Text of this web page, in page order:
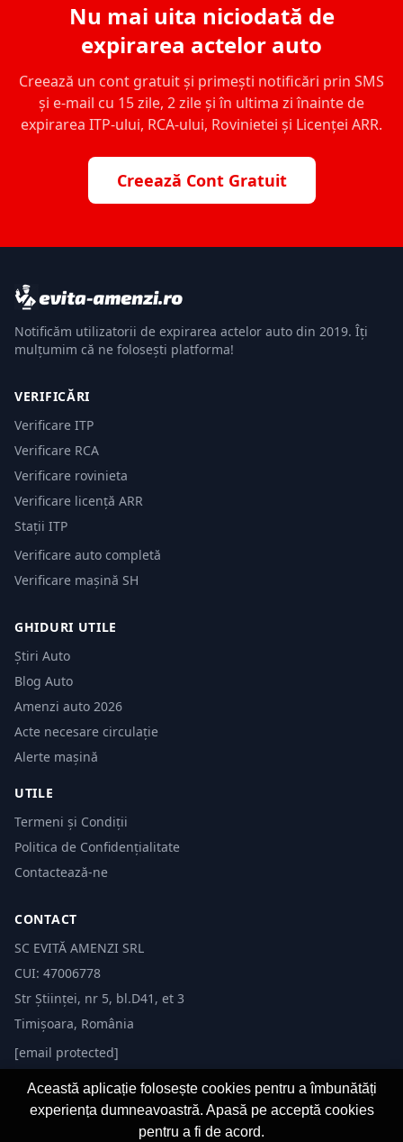
Nu mai uita niciodată de
expirarea actelor auto
Creează un cont gratuit și primești notificări prin SMS
și e-mail cu 15 zile, 2 zile și în ultima zi înainte de
expirarea ITP-ului, RCA-ului, Rovinietei și Licenței ARR.
Creează Cont Gratuit
Notificăm utilizatorii de expirarea actelor auto din 2019. Îți
mulțumim că ne folosești platforma!
VERIFICĂRI
Verificare ITP
Verificare RCA
Verificare rovinieta
Verificare licență ARR
Stații ITP
Verificare auto completă
Verificare mașină SH
GHIDURI UTILE
Știri Auto
Blog Auto
Amenzi auto 2026
Acte necesare circulație
Alerte mașină
UTILE
Termeni și Condiții
Politica de Confidențialitate
Contactează-ne
CONTACT
SC EVITĂ AMENZI SRL
CUI: 47006778
Str Științei, nr 5, bl.D41, et 3
Timișoara, România
[email protected]
Această aplicație folosește cookies pentru a îmbunătăți
experiența dumneavoastră. Apasă pe acceptă cookies
pentru a fi de acord.